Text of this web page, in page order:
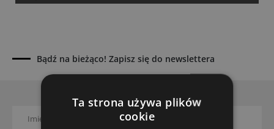
Bądź na bieżąco! Zapisz się do newslettera
Ta strona używa plików
cookie